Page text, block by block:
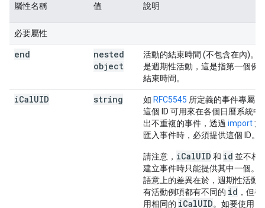
屬性名稱 值 說明
必要屬性
end
nested
object
活動的結束時間 (不包含在內)。
是週期性活動，這是指第一個例
結束時間。
iCalUID string 如 RFC5545 所定義的事件專屬
這個 ID 可用來在各個日曆系統中
出不重複的事件，透過 import方
匯入事件時，必須提供這個 ID。
請注意， iCalUID 和 id 並不相
建立事件時只能提供其中一個。
語意上的差異在於，週期性活動
有活動例項都有不同的 id ，但
用相同的 iCalUID。如要使用